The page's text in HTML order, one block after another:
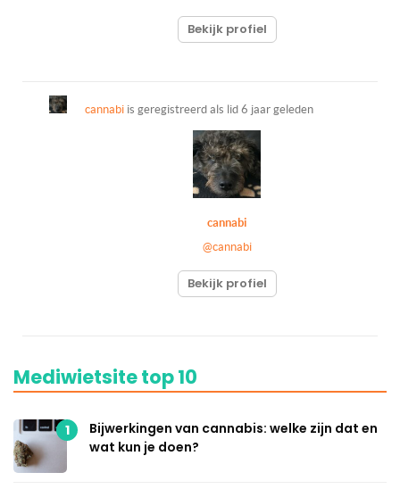
Bekijk profiel
cannabi is geregistreerd als lid 6 jaar geleden
cannabi
@cannabi
Bekijk profiel
Mediwietsite top 10
1
Bijwerkingen van cannabis: welke zijn dat en
wat kun je doen?